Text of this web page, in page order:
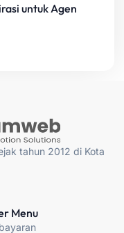
untuk Agen
tahun 2012 di Kota
Menu